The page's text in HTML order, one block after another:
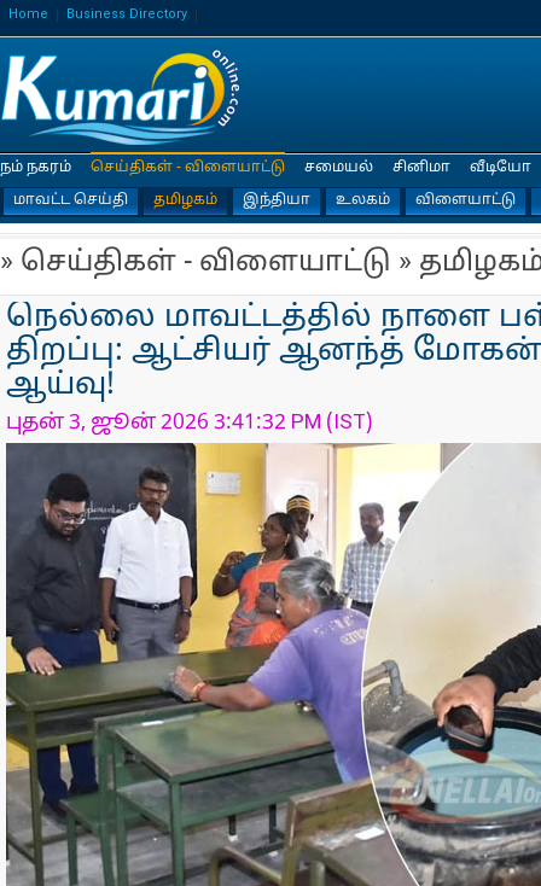
Home Business Directory
நம் நகரம்
செய்திகள் - விளையாட்டு
மாவட்ட செய்தி
தமிழகம் இந்தியா உலகம் விளையாட்டு
சமையல் சினிமா வீடியோ
» செய்திகள் - விளையாட்டு »
நெல்லை மாவட்டத்தில் நாளை
திறப்பு: ஆட்சியர் ஆனந்த் மோகன்
ஆய்வு!
புதன் 3, ஜூன் 2026 3:41:32 PM (IST)